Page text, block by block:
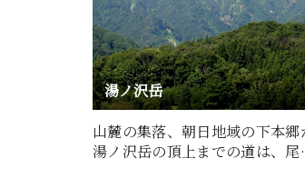
湯ノ沢岳
山麓の集落、朝日地域の下本郷
湯ノ沢岳の頂上までの道は、尾